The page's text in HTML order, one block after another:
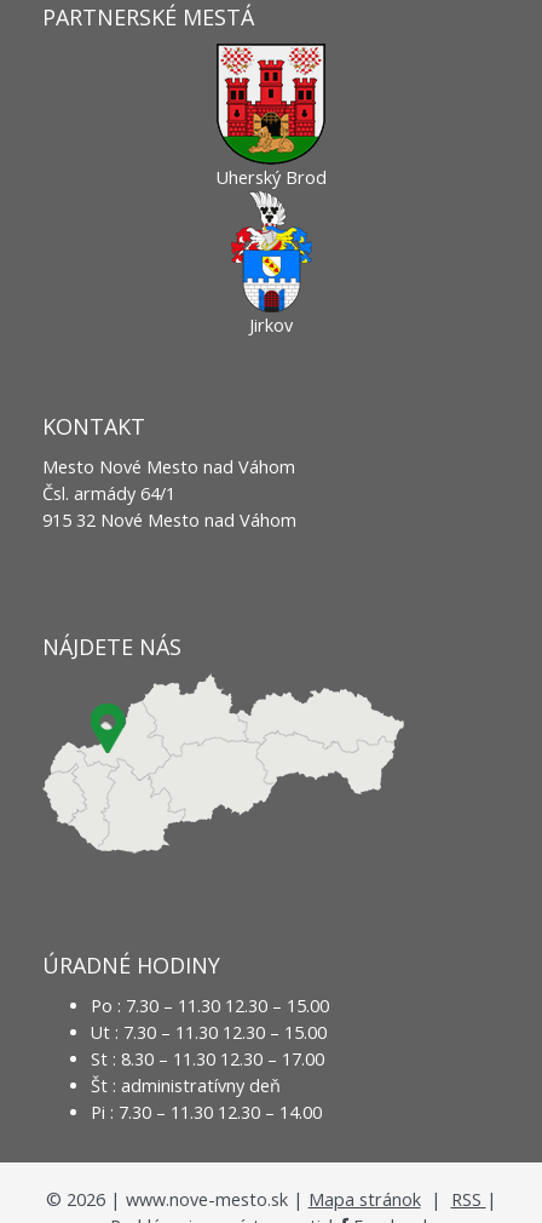
PARTNERSKÉ MESTÁ
Uherský Brod
Jirkov
KONTAKT
Mesto Nové Mesto nad Váhom
Čsl. armády 64/1
915 32 Nové Mesto nad Váhom
NÁJDETE NÁS
ÚRADNÉ HODINY
Po : 7.30 – 11.30 12.30 – 15.00
Ut : 7.30 – 11.30 12.30 – 15.00
St : 8.30 – 11.30 12.30 – 17.00
Št : administratívny deň
Pi : 7.30 – 11.30 12.30 – 14.00
© 2026| www.nove-mesto.sk | Mapa stránok| RSS |